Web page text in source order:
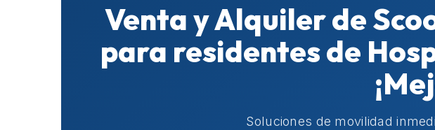
Venta y Alquiler de
para residentes de
Soluciones de movilidad